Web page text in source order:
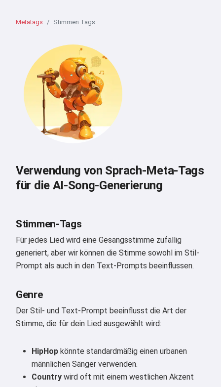
Metatags Stimmen Tags
Verwendung von Sprach-Meta-Tags
für die AI-Song-Generierung
Stimmen-Tags
Für jedes Lied wird eine Gesangsstimme zufällig
generiert, aber wir können die Stimme sowohl im Stil-
Prompt als auch in den Text-Prompts beeinflussen.
Genre
Der Stil- und Text-Prompt beeinflusst die Art der
Stimme, die für dein Lied ausgewählt wird:
HipHop könnte standardmäßig einen urbanen
männlichen Sänger verwenden.
Country wird oft mit einem westlichen Akzent